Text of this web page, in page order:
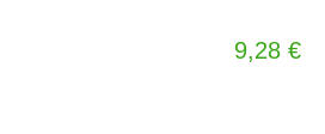
9,28 €